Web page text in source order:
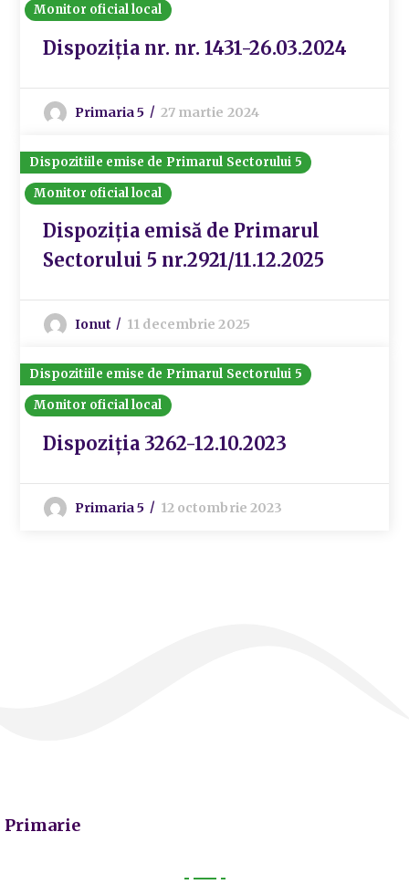
Monitor oficial local
Dispoziția nr. nr. 1431-26.03.2024
Primaria 5 27 martie 2024
Dispozitiile emise de Primarul Sectorului 5
Monitor oficial local
Dispoziția emisă de Primarul
Sectorului 5 nr.2921/11.12.2025
Ionut 11 decembrie 2025
Dispozitiile emise de Primarul Sectorului 5
Monitor oficial local
Dispoziția 3262-12.10.2023
Primaria 5 12 octombrie 2023
Primarie